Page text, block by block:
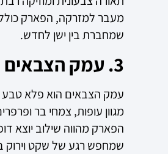
מעבר למזרקה, הפארק כולל
שמחברת בין ישן לחדש.
3. עמק הצבאים – שמורת טבע בלב הבירה
מגוון עופות, צמחי בר
הפארק מהווה שילוב יוצא
שמחפש רגע של שקט וירוק